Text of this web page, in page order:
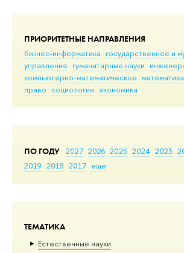
ПРИОРИТЕТНЫЕ НАПРАВЛЕНИЯ
бизнес-информатика государственное и
управление гуманитарные науки
компьютерно-математическое математика
право социология экономика
ПО ГОДУ 2027 2026 2025 2024 2023
2019 2018 2017 еще
ТЕМАТИКА
Естественные науки